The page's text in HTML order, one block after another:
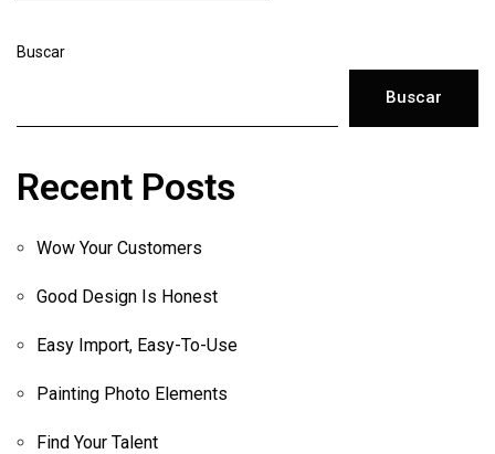
Buscar
Buscar
Recent Posts
Wow Your Customers
Good Design Is Honest
Easy Import, Easy-To-Use
Painting Photo Elements
Find Your Talent